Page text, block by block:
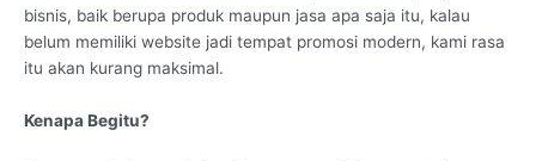
bisnis, baik berupa produk maupun jasa apa saja itu, kalau
belum memiliki website jadi tempat promosi modern, kami rasa
itu akan kurang maksimal.
Kenapa Begitu?